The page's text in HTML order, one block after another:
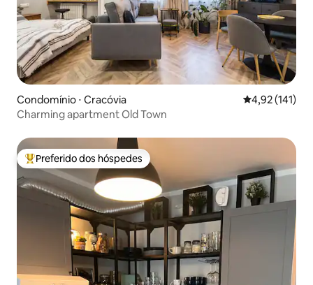
Condomínio ⋅ Cracóvia 4,92 de uma
4,92 (141)
Charming apartment Old Town
Entre os melhores preferidos dos hóspedes
Preferido dos hóspedes